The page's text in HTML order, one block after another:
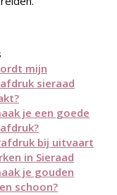
mijn
sieraad
je een goede
bij uitvaart
in Sieraad
je gouden
schoon?